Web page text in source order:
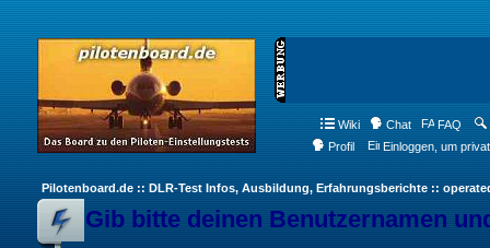
Wiki Chat FAQ
Profil
Einloggen, um
Pilotenboard.de :: DLR-Test Infos, Ausbildung, Erfahrungsberichte ::
Gib bitte deinen Benutzernamen